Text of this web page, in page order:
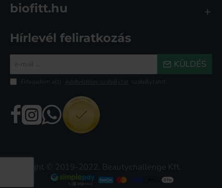
biofitt.hu
Hírlevél feliratkozás
mail
...
KÜLDÉS
Elfogadom a(z) Adatvédelmi szabályzat szabályzatot.
Copyright © 2019-2022, Beautychallenge Kft.